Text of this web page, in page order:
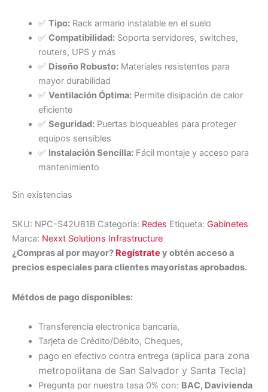
✅ Tipo:Rack armario instalable en el suelo
✅ Compatibilidad:Soporta servidores, switches,
routers, UPS y más
✅ Diseño Robusto:Materiales resistentes para
mayor durabilidad
✅ Ventilación Óptima:Permite disipación de calor
eficiente
✅ Seguridad:Puertas bloqueables para proteger
equipos sensibles
✅ Instalación Sencilla:Fácil montaje y acceso para
mantenimiento
Sin existencias
SKU: NPC-S42U81B Categoría: Redes Etiqueta: Gabinetes
Marca: Nexxt Solutions Infrastructure
¿Compras al por mayor? Regístrate y obtén acceso a
precios especiales para clientes mayoristas aprobados.
Métdos de pago disponibles:
Transferencia electronica bancaria,
Tarjeta de Crédito/Débito, Cheques,
pago en efectivo contra entrega (aplica para zona
metropolitana de San Salvador y Santa Tecla)
Pregunta por nuestra tasa 0% con: BAC, Davivienda